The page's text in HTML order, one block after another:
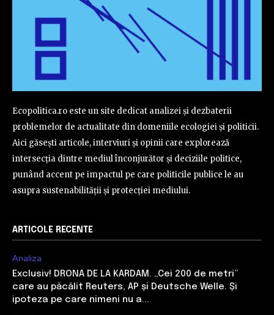
Ecopolitica.ro este un site dedicat analizei și dezbaterii
problemelor de actualitate din domeniile ecologiei și politicii.
Aici găsești articole, interviuri și opinii care explorează
intersecția dintre mediul înconjurător și deciziile politice,
punând accent pe impactul pe care politicile publice le au
asupra sustenabilității și protecției mediului.
ARTICOLE RECENTE
Analiza
Exclusiv! DRONA DE LA KARDAM. „Cei 200 de metri”
care au păcălit Reuters, AP și Deutsche Welle. Și
ipoteza pe care nimeni nu a...